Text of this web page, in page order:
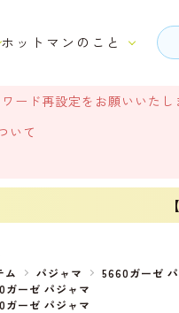
ホットマンのこと
ード再設定をお願いいたし
いて
ム パジャマ
5660ガーゼ
ガーゼ パジャマ
ガーゼ パジャマ